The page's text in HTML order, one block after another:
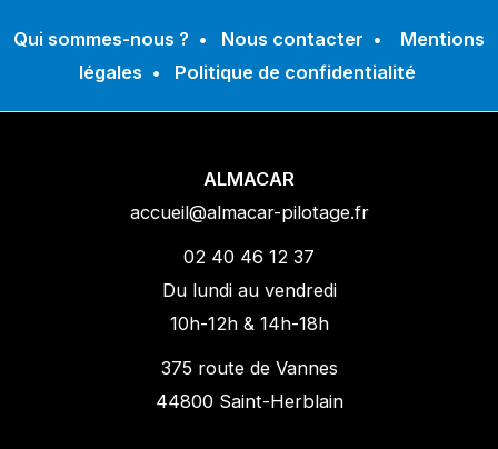
Qui sommes-nous ? • Nous contacter • Mentions
légales • Politique de confidentialité
ALMACAR
accueil@almacar-pilotage.fr
02 40 46 12 37
Du lundi au vendredi
10h-12h & 14h-18h
375 route de Vannes
44800 Saint-Herblain